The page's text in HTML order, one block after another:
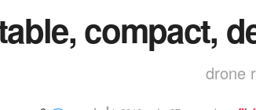
compact,
drone